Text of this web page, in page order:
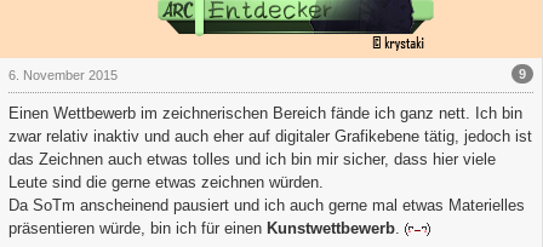
9
6. November 2015
Einen Wettbewerb im zeichnerischen Bereich fände ich ganz nett. Ich bin
zwar relativ inaktiv und auch eher auf digitaler Grafikebene tätig, jedoch ist
das Zeichnen auch etwas tolles und ich bin mir sicher, dass hier viele
Leute sind die gerne etwas zeichnen würden.
Da SoTm anscheinend pausiert und ich auch gerne mal etwas Materielles
präsentieren würde, bin ich für einen Kunstwettbewerb